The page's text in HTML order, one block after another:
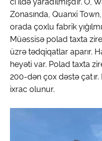
Zonasında, Quanxi
orada çoxlu fabrik
Müəssisə polad taxta
üzrə tədqiqatlar aparır.
heyəti var. Polad taxta
200-dən çox dəstə
ixrac olunur.